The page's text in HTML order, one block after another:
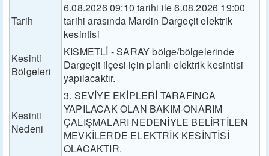
Tarih
6.08.2026 09:10 tarihi ile 6.08.2026 19:00
tarihi arasında Mardin Dargeçit elektrik
kesintisi
Kesinti
Bölgeleri
KISMETLİ - SARAY bölge/bölgelerinde
Dargeçit ilçesi için planlı elektrik kesintisi
yapılacaktır.
Kesinti
Nedeni
3. SEVİYE EKİPLERİ TARAFINCA
YAPILACAK OLAN BAKIM-ONARIM
ÇALIŞMALARI NEDENİYLE BELİRTİLEN
MEVKİLERDE ELEKTRİK KESİNTİSİ
OLACAKTIR.